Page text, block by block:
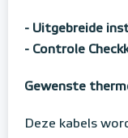
- Uitgebreide
- Controle
Gewenste
Deze kabels